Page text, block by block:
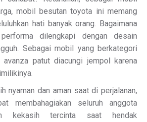
mobil besutan toyota ini memang
hati banyak orang. Bagaimana
dilengkapi dengan desain
Sebagai mobil yang berkategori
patut diacungi jempol karena
nyaman dan aman saat di perjalanan,
membahagiakan seluruh anggota
kekasih tercinta saat hendak